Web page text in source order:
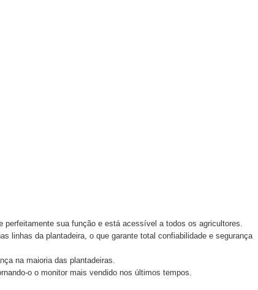
sua função e está acessível a todos os agricultores.
linhas da plantadeira, o que garante total confiabilidade e segurança
na maioria das plantadeiras.
o o monitor mais vendido nos últimos tempos.